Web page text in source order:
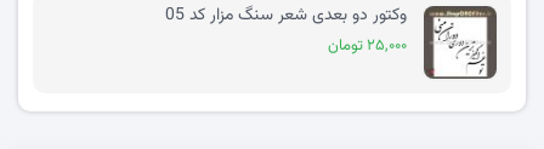
وکتور دو بعدی شعر سنگ مزار کد 05
۲۵,۰۰۰ تومان